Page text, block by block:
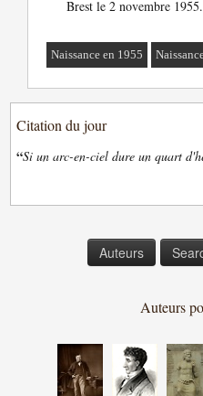
Brest le 2 novembre 1955.
Naissance en 1955
Citation du jour
“Si un arc-en-ciel dure un quart
Auteurs
Auteurs